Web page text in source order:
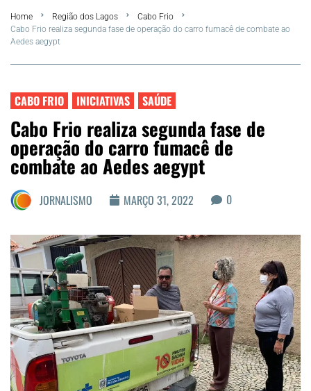
FLA Araru 2026
Araruama
Região dos Lagos
Agenda Cultural
Colunistas
Matérias Exclusivas
Home Região dos Lagos
Cabo Frio
Cabo Frio realiza segunda fase de operação do carro fumacê de combate ao
Aedes aegypt
CABO FRIO INICIATIVAS SAÚDE
Cabo Frio realiza segunda fase de
operação do carro fumacê de
combate ao Aedes aegypt
JORNALISMO MARÇO 31, 2022 0